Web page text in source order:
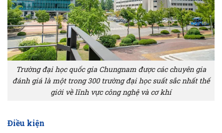
Trường đại học quốc gia Chungnam được các chuyên gia
đánh giá là một trong 300 trường đại học suất sắc nhất thế
giới về lĩnh vực công nghệ và cơ khí
Điều kiện